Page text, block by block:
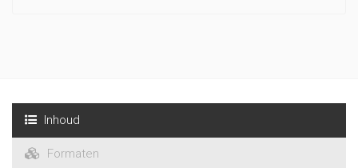
Inhoud
Formaten